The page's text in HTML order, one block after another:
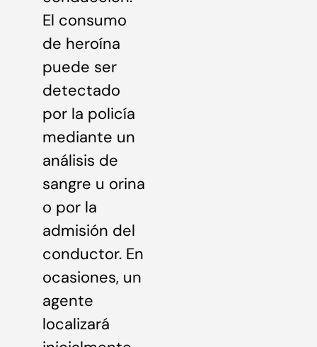
El consumo
de heroína
puede ser
detectado
por la policía
mediante un
análisis de
sangre u orina
o por la
admisión del
conductor. En
ocasiones, un
agente
localizará